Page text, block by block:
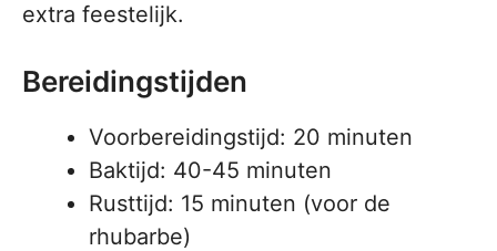
extra feestelijk.
Bereidingstijden
Voorbereidingstijd: 20 minuten
Baktijd: 40-45 minuten
Rusttijd: 15 minuten (voor de
rhubarbe)